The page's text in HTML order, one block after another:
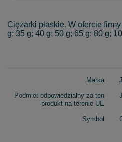
Ciężarki płaskie. W ofercie
g; 35 g; 40 g; 50 g; 65 g; 80 g;
Marka
Podmiot odpowiedzialny za ten
produkt na terenie UE
Symbol